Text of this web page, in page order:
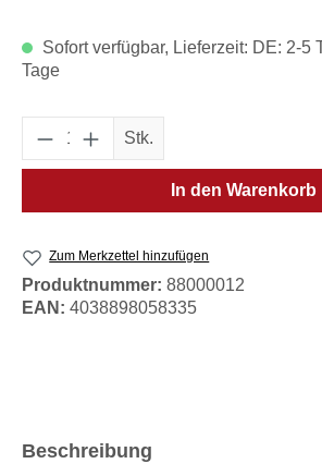
Sofort verfügbar, Lieferzeit: DE: 2-5
Tage
Produkt Anzahl: Gib den
Stk.
In den Warenkorb
Zum Merkzettel hinzufügen
Produktnummer: 88000012
EAN: 4038898058335
Beschreibung